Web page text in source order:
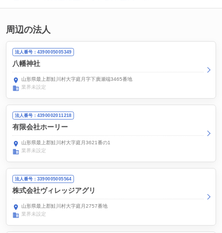
周辺の法人
法人番号：4390005005349
八幡神社
山形県最上郡鮭川村大字庭月字下廣瀬端3465番地
業界未設定
法人番号：4390002011218
有限会社ホーリー
山形県最上郡鮭川村大字庭月3621番の1
業界未設定
法人番号：3390005005564
株式会社ヴィレッジアグリ
山形県最上郡鮭川村大字庭月2757番地
業界未設定